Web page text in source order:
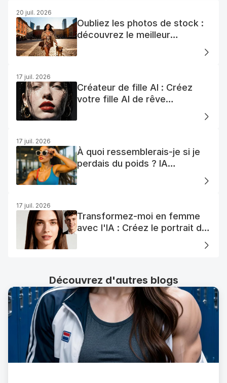
20 juil. 2026
Oubliez les photos de stock :
découvrez le meilleur
17 juil. 2026
Créateur de fille AI : Créez
votre fille AI de rêve
17 juil. 2026
À quoi ressemblerais-je si je
perdais du poids ? IA
17 juil. 2026
Transformez-moi en femme
avec l'IA : Créez le portrait de
Découvrez d'autres blogs